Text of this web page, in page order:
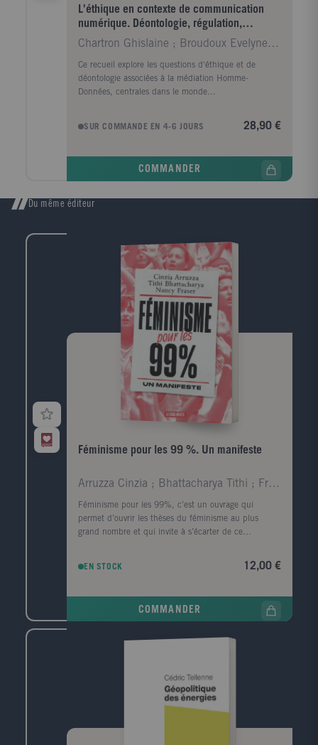
L'éthique en contexte de communication
numérique. Déontologie, régulation,
algorithme, espace public
Chartron Ghislaine ; Broudoux Evelyne ; Balicco La
Ce recueil explore les questions d'éthique et de
déontologie associées à la médiation Homme-
Données, centrales dans le monde
6e édition s'est tenue à l'Institut de la
septembre 2018 et a été co-organisée par le Dicen-
communication. L'éthique était au c'ur des
questionnements, qu'il s'agisse d'évoquer les
pratiques de recherche, l'édition de documents ou les
logiques d'acteurs. Les actes de ce colloque se
répartissent entre algorithmes et éthique, régulations
et auto-régulations, production d'informations sur les
plateformes et accès aux documents. Pour les
professionnels de l'information ; pour les chercheurs,
enseignants et étudiants en information,
communication, documentation et humanités
numériques. Avec les contributions de : Béa
Arruabarrena, Patrick Cansell, Camille Capelle,
Stéphane Chaudiron, Anne Cordier, Franck Cormerais,
Lucile Desmoulins, Jean-Claude Domenget, Julien
Kondratov, Anne Lehmans, Zineb Majdouli, Joachim
Schöpfel, Brigitte Simonnot, Carsten Wilhelm et
SUR COMMANDE EN 4-6 JOURS 28,90 €
COMMANDER
Du même éditeur
Féminisme pour les 99 %. Un manifeste
Arruzza Cinzia ; Bhattacharya Tithi ; Fraser Nancy
Féminisme pour les 99%, c’est un ouvrage qui
permet d’ouvrir les thèses du féminisme au plus
grand nombre et qui invite à s’écarter de ce
plus favorisées de la société. Pour les autrices, un
ennemi incarne aujourd’hui toutes les oppressions
proposent de créer un féminisme pour les 99% qui
antiracistes, syndicalistes, lgbtqia+ pour triompher.
EN STOCK 12,00 €
COMMANDER